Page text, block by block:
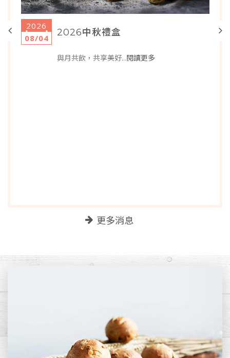
2026
08/04
2026中秋禮盒
與月共飲，共享美好...閱讀更多
更多消息